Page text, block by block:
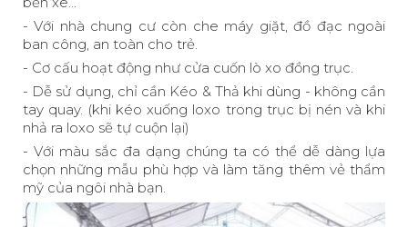
- Với nhà chung cư còn che máy giặt, đồ đạc ngoài
ban công, an toàn cho trẻ.
- Cơ cấu hoạt động như cửa cuốn lò xo đồng trục.
- Dễ sử dụng, chỉ cần Kéo & Thả khi dùng - không cần
tay quay. (khi kéo xuống loxo trong trục bị nén và khi
nhả ra loxo sẽ tự cuộn lại)
- Với màu sắc đa dạng chúng ta có thể dễ dàng lựa
chọn những mẫu phù hợp và làm tăng thêm vẻ thẩm
mỹ của ngôi nhà bạn.